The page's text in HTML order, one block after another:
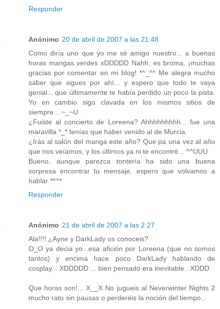
Responder
Anónimo 20 de abril de 2007 a las 21:48
Como diría uno que yo me sé amigo nuestro... a buenas
horas mangas verdes xDDDDD Nahh, es broma, ¡muchas
gracias por comentar en mi blog! *^_^* Me alegra mucho
saber que sigues por ahí... y espero que todo te vaya
genial... que últimamente te había perdido un poco la pista.
Yo en cambio sigo clavada en los mismos sitios de
siempre... ~_~U
¿Fuiste al concierto de Loreena? Ahhhhhhhhh... fue una
maravilla *_* tenías que haber venido al de Murcia.
¿Irás al salón del manga este año? Que pa una vez al año
que nos veíamos, y los últimos ya ni te encontré... ^^UUU
Bueno, aunque parezca tontería ha sido una buena
sorpresa encontrar tu mensaje, espero que volvamos a
hablar *^^*
Responder
Anónimo 21 de abril de 2007 a las 2:27
Ala!!!! ¿Ayne y DarkLady os conoceis?
O_O ya decia yo...esa afición por Loreena (que no somos
tantos) y encima hace poco DarkLady hablando de
cosplay... XDDDDD ... bien pensado era inevitable...XDDD
Que horas son!... X__X No jugueis al Neverwinter Nights 2
mucho rato sin pausas o perderéis la noción del tiempo...